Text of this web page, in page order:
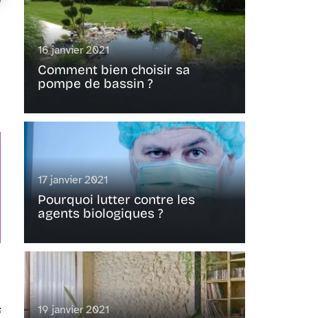
16 janvier 2021
Comment bien choisir sa
pompe de bassin ?
17 janvier 2021
Pourquoi lutter contre les
agents biologiques ?
19 janvier 2021